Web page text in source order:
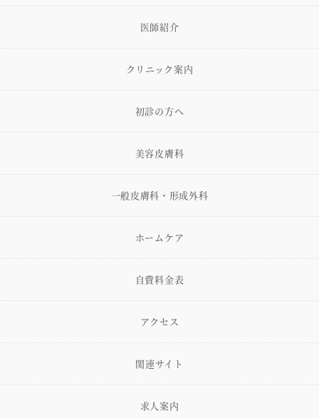
医師紹介
クリニック案内
初診の方へ
美容皮膚科
一般皮膚科・形成外科
ホームケア
自費料金表
アクセス
関連サイト
求人案内